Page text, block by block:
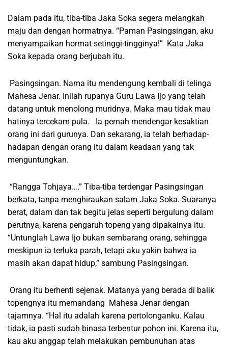
Dalam pada itu, tiba-tiba Jaka Soka segera melangkah
maju dan dengan hormatnya. “Paman Pasingsingan, aku
menyampaikan hormat setinggi-tingginya!” Kata Jaka
Soka kepada orang berjubah itu.
Pasingsingan. Nama itu mendengung kembali di telinga
Mahesa Jenar. Inilah rupanya Guru Lawa Ijo yang telah
datang untuk menolong muridnya. Maka mau tidak mau
hatinya tercekam pula. Ia pernah mendengar kesaktian
orang ini dari gurunya. Dan sekarang, ia telah berhadap-
hadapan dengan orang itu dalam keadaan yang tak
menguntungkan.
“Rangga Tohjaya….” Tiba-tiba terdengar Pasingsingan
berkata, tanpa menghiraukan salam Jaka Soka. Suaranya
berat, dalam dan tak begitu jelas seperti bergulung dalam
perutnya, karena pengaruh topeng yang dipakainya itu.
“Untunglah Lawa Ijo bukan sembarang orang, sehingga
meskipun ia terluka parah, tetapi aku yakin bahwa ia
masih akan dapat hidup,” sambung Pasingsingan.
Orang itu berhenti sejenak. Matanya yang berada di balik
topengnya itu memandang Mahesa Jenar dengan
tajamnya. “Hal itu adalah karena pertolonganku. Kalau
tidak, ia pasti sudah binasa terbentur pohon ini. Karena itu,
kau aku anggap telah melakukan pembunuhan atas